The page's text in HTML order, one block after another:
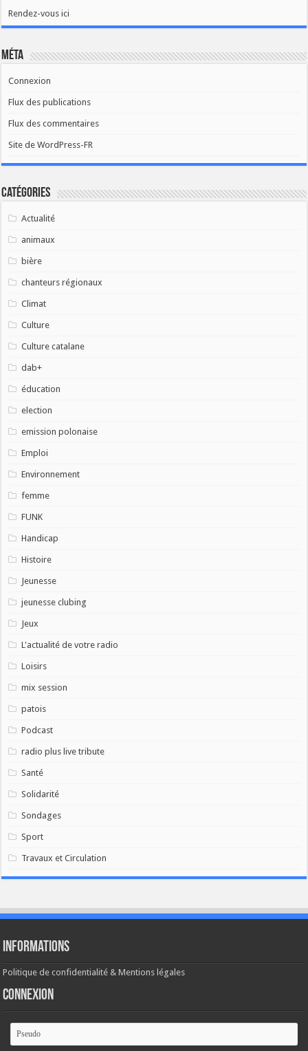
Rendez-vous ici
Méta
Connexion
Flux des publications
Flux des commentaires
Site de WordPress-FR
Catégories
Actualité
animaux
bière
chanteurs régionaux
Climat
Culture
Culture catalane
dab+
éducation
election
emission polonaise
Emploi
Environnement
femme
FUNK
Handicap
Histoire
Jeunesse
jeunesse clubing
Jeux
L'actualité de votre radio
Loisirs
mix session
patois
Podcast
radio plus live tribute
Santé
Solidarité
Sondages
Sport
Travaux et Circulation
Informations
Politique de confidentialité & Mentions légales
Connexion